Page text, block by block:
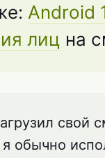
Android
лиц на
свой
обычно